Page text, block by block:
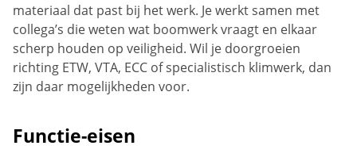
materiaal dat past bij het werk. Je werkt samen met
collega’s die weten wat boomwerk vraagt en elkaar
scherp houden op veiligheid. Wil je doorgroeien
richting ETW, VTA, ECC of specialistisch klimwerk, dan
zijn daar mogelijkheden voor.
Functie-eisen